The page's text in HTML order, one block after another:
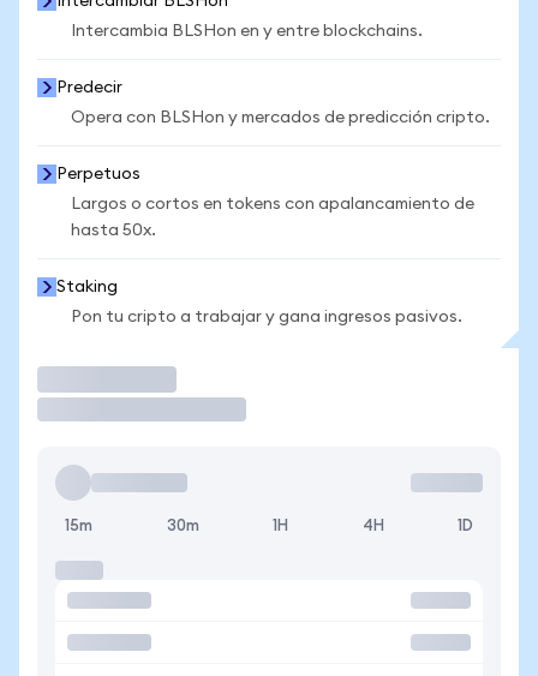
Intercambia BLSHon en y entre blockchains.
Predecir
Opera con BLSHon y mercados de predicción cripto.
Perpetuos
Largos o cortos en tokens con apalancamiento de
hasta 50x.
Staking
Pon tu cripto a trabajar y gana ingresos pasivos.
15m 30m 1H 4H 1D